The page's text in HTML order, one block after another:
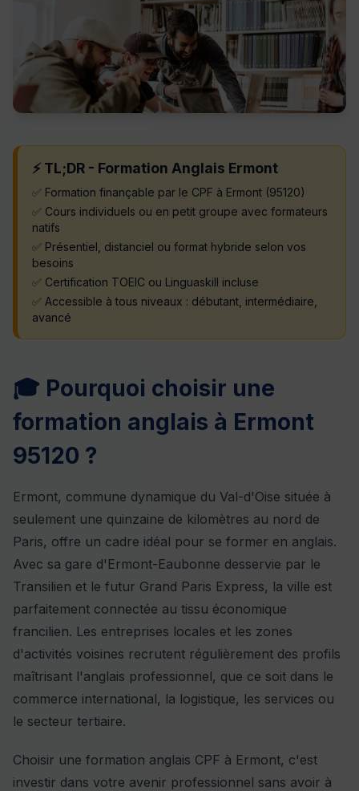
⚡ TL;DR - Formation Anglais Ermont
✅ Formation finançable par le CPF à Ermont (95120)
✅ Cours individuels ou en petit groupe avec formateurs
natifs
✅ Présentiel, distanciel ou format hybride selon vos
besoins
✅ Certification TOEIC ou Linguaskill incluse
✅ Accessible à tous niveaux : débutant, intermédiaire,
avancé
🎓 Pourquoi choisir une
formation anglais à Ermont
95120 ?
Ermont, commune dynamique du Val-d'Oise située à
seulement une quinzaine de kilomètres au nord de
Paris, offre un cadre idéal pour se former en anglais.
Avec sa gare d'Ermont-Eaubonne desservie par le
Transilien et le futur Grand Paris Express, la ville est
parfaitement connectée au tissu économique
francilien. Les entreprises locales et les zones
d'activités voisines recrutent régulièrement des profils
maîtrisant l'anglais professionnel, que ce soit dans le
commerce international, la logistique, les services ou
le secteur tertiaire.
Choisir une formation anglais CPF à Ermont, c'est
investir dans votre avenir professionnel sans avoir à